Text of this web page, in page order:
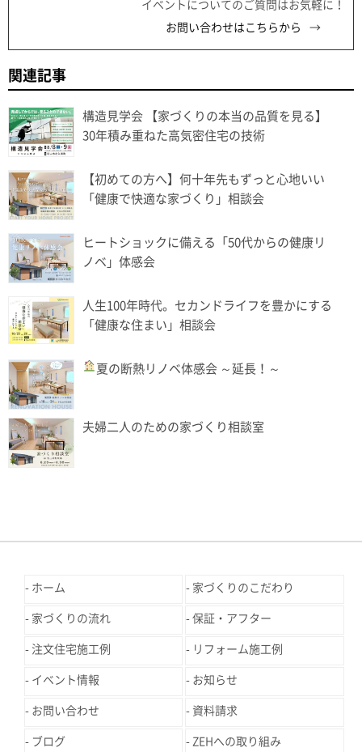
イベントについてのご質問はお気軽に！
お問い合わせはこちらから
関連記事
構造見学会 【家づくりの本当の品質を見る】
30年積み重ねた高気密住宅の技術
【初めての方へ】何十年先もずっと心地いい
「健康で快適な家づくり」相談会
ヒートショックに備える「50代からの健康リ
ノベ」体感会
人生100年時代。セカンドライフを豊かにする
「健康な住まい」相談会
夏の断熱リノベ体感会 ～延長！～
夫婦二人のための家づくり相談室
ホーム 家づくりのこだわり
家づくりの流れ 保証・アフター
注文住宅施工例 リフォーム施工例
イベント情報 お知らせ
お問い合わせ 資料請求
ブログ ZEHへの取り組み